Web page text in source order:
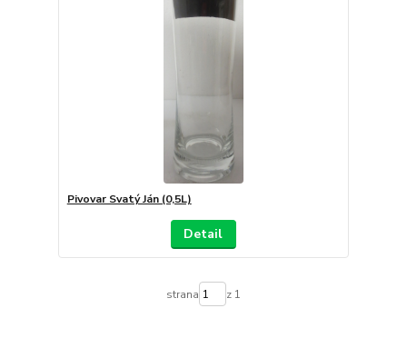
Pivovar Svatý Ján (0,5L)
Detail
strana z 1